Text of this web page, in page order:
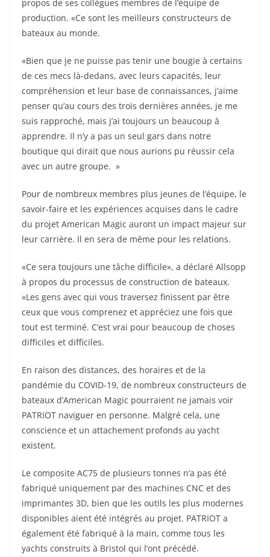
propos de ses collègues membres de l’équipe de
production. «Ce sont les meilleurs constructeurs de
bateaux au monde.
«Bien que je ne puisse pas tenir une bougie à certains
de ces mecs là-dedans, avec leurs capacités, leur
compréhension et leur base de connaissances, j’aime
penser qu’au cours des trois dernières années, je me
suis rapproché, mais j’ai toujours un beaucoup à
apprendre. Il n’y a pas un seul gars dans notre
boutique qui dirait que nous aurions pu réussir cela
avec un autre groupe. »
Pour de nombreux membres plus jeunes de l’équipe, le
savoir-faire et les expériences acquises dans le cadre
du projet American Magic auront un impact majeur sur
leur carrière. Il en sera de même pour les relations.
«Ce sera toujours une tâche difficile», a déclaré Allsopp
à propos du processus de construction de bateaux.
«Les gens avec qui vous traversez finissent par être
ceux que vous comprenez et appréciez une fois que
tout est terminé. C’est vrai pour beaucoup de choses
difficiles et difficiles.
En raison des distances, des horaires et de la
pandémie du COVID-19, de nombreux constructeurs de
bateaux d’American Magic pourraient ne jamais voir
PATRIOT naviguer en personne. Malgré cela, une
conscience et un attachement profonds au yacht
existent.
Le composite AC75 de plusieurs tonnes n’a pas été
fabriqué uniquement par des machines CNC et des
imprimantes 3D, bien que les outils les plus modernes
disponibles aient été intégrés au projet. PATRIOT a
également été fabriqué à la main, comme tous les
yachts construits à Bristol qui l’ont précédé.